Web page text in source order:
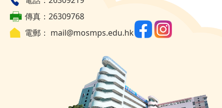
傳真：26309768
電郵： mail@mosmps.edu.hk